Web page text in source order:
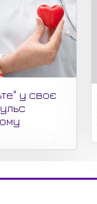
у своє